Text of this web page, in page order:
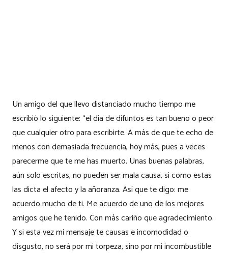
Un amigo del que llevo distanciado mucho tiempo me
escribió lo siguiente: “el día de difuntos es tan bueno o peor
que cualquier otro para escribirte. A más de que te echo de
menos con demasiada frecuencia, hoy más, pues a veces
parecerme que te me has muerto. Unas buenas palabras,
aún solo escritas, no pueden ser mala causa, si como estas
las dicta el afecto y la añoranza. Así que te digo: me
acuerdo mucho de ti. Me acuerdo de uno de los mejores
amigos que he tenido. Con más cariño que agradecimiento.
Y si esta vez mi mensaje te causas e incomodidad o
disgusto, no será por mi torpeza, sino por mi incombustible